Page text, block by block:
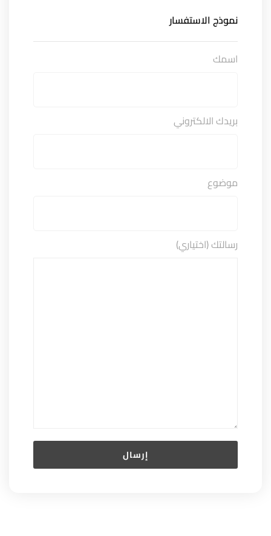
نموذج الاستفسار
اسمك
بريدك الالكتروني
موضوع
رسالتك (اختياري)